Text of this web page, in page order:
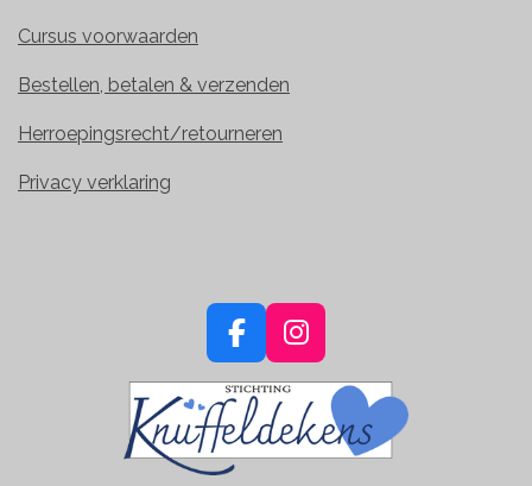
Cursus voorwaarden
Bestellen, betalen & verzenden
Herroepingsrecht/retourneren
Privacy verklaring
F
c
e
b
I
s
t
a